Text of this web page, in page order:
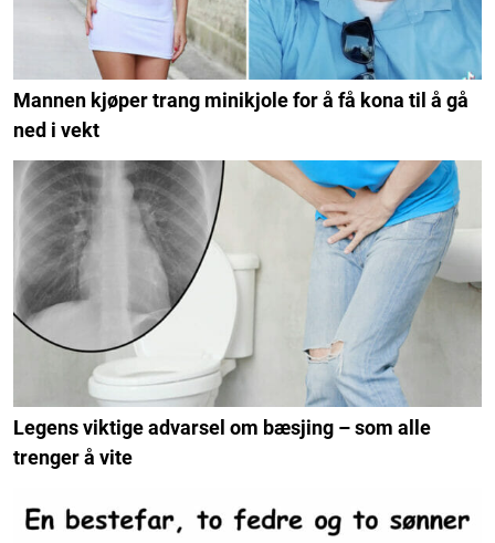
Mannen kjøper trang minikjole for å få kona til å gå
ned i vekt
Legens viktige advarsel om bæsjing – som alle
trenger å vite